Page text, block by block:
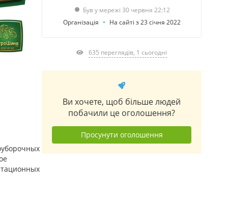
Був у мережі 30 червня 22:12
Організація
На сайті з 23 січня 2022
635 переглядів, 1 сьогодні
Ви хочете, щоб більше людей
побачили це оголошення?
Просунути оголошення